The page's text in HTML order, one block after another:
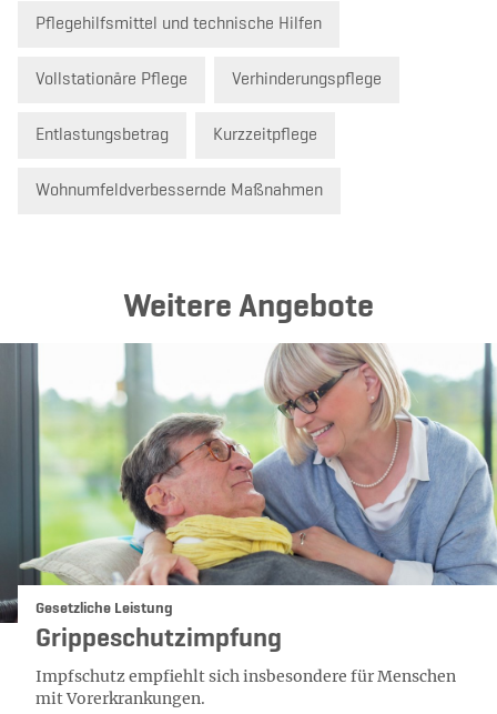
Pflegehilfsmittel und technische Hilfen
Vollstationäre Pflege Verhinderungspflege
Entlastungsbetrag Kurzzeitpflege
Wohnumfeldverbessernde Maßnahmen
Weitere Angebote
Kategorie:
Gesetzliche Leistung
Grippeschutzimpfung
Impfschutz empfiehlt sich insbesondere für Menschen
mit Vorerkrankungen.